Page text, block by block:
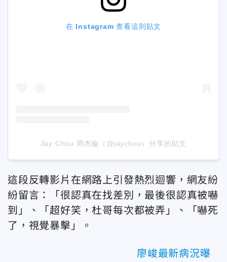
在 Instagram 查看這則貼文
Jay Chou 周杰倫（@jaychou）分享的貼文
這段反轉影片在網路上引發熱烈迴響，網友紛
紛留言：「很認真在找差別，最後很認真被嚇
到」、「超好笑，杜哥每次都被弄」、「嚇死
了，視覺暴擊」。
廖峻最新病況曝